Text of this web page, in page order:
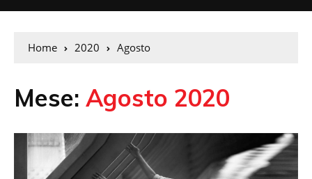
Home 2020 Agosto
Mese: Agosto 2020